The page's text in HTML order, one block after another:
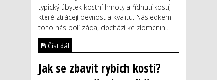
typický úbytek kostní hmoty a řídnutí kostí,
které ztrácejí pevnost a kvalitu. Následkem
toho nás bolí záda, dochází ke zlomenin...
Číst dál
Jak se zbavit rybích kostí?